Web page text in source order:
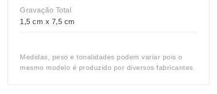
Gravação Total
1,5 cm x 7,5 cm
Medidas, peso e tonalidades podem variar pois o
mesmo modelo é produzido por diversos fabricantes.